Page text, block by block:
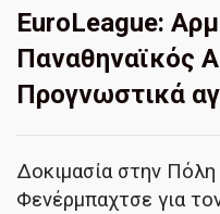
EuroLeague:
Παναθηναϊκός
Προγνωστικά
Δοκιμασία στην
Φενέρμπαχτσε για